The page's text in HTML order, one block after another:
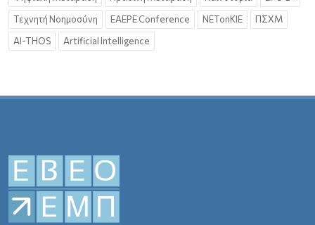
Τεχνητή Νοημοσύνη
EAEPE Conference NETonKIE
ΠΣΧΜ
AI-THOS
Artificial Intelligence